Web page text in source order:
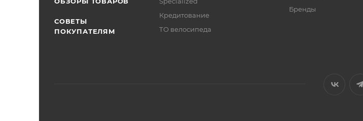
СОВЕТЫ
ПОКУПАТЕЛЯМ
Кредитование
ТО велосипеда
Бренды